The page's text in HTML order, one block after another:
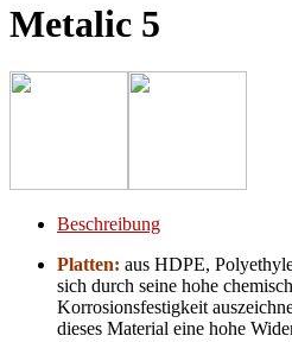
Metalic 5
Beschreibung
Platten: aus HDPE,
sich durch seine hohe
Korrosionsfestigkeit
dieses Material eine hohe